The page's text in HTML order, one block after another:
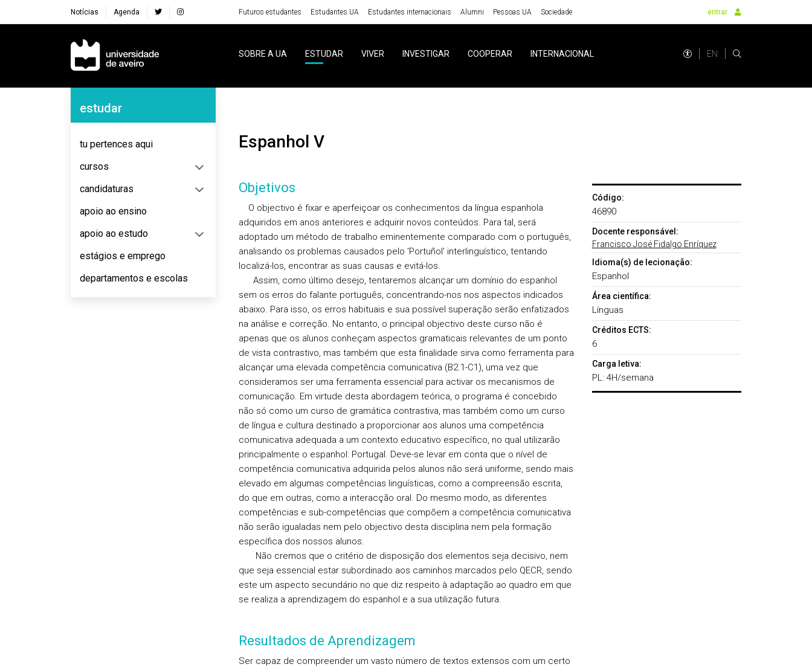
Notícias Agenda Futuros estudantes Estudantes UA Estudantes internacionais Alumni Pessoas UA Sociedade entrar
Navegação Principal
SOBRE A UA ESTUDAR VIVER INVESTIGAR COOPERAR INTERNACIONAL EN
Navegação Lateral
estudar
tu pertences aqui
cursos
candidaturas
apoio ao ensino
apoio ao estudo
estágios e emprego
departamentos e escolas
Espanhol V
Objetivos
O objectivo é fixar e aperfeiçoar os conhecimentos da língua espanhola
adquiridos em anos anteriores e adquirir novos conteúdos. Para tal, será
adoptado um método de trabalho eminentemente comparado com o português,
analisando os problemas causados pelo 'Portuñol' interlinguístico, tentando
localizá-los, encontrar as suas causas e evitá-los.
Assim, como último desejo, tentaremos alcançar um domínio do espanhol
sem os erros do falante português, concentrando-nos nos aspectos indicados
abaixo. Para isso, os erros habituais e sua possível superação serão enfatizados
na análise e correção. No entanto, o principal objectivo deste curso não é
apenas que os alunos conheçam aspectos gramaticais relevantes de um ponto
de vista contrastivo, mas também que esta finalidade sirva como ferramenta para
alcançar uma elevada competência comunicativa (B2.1-C1), uma vez que
consideramos ser uma ferramenta essencial para activar os mecanismos de
comunicação. Em virtude desta abordagem teórica, o programa é concebido
não só como um curso de gramática contrastiva, mas também como um curso
de língua e cultura destinado a proporcionar aos alunos uma competência
comunicativa adequada a um contexto educativo específico, no qual utilizarão
principalmente o espanhol: Portugal. Deve-se levar em conta que o nível de
competência comunicativa adquirida pelos alunos não será uniforme, sendo mais
elevado em algumas competências linguísticas, como a compreensão escrita,
do que em outras, como a interacção oral. Do mesmo modo, as diferentes
competências e sub-competências que compõem a competência comunicativa
não serão igualadas nem pelo objectivo desta disciplina nem pela formação
específica dos nossos alunos.
Não cremos que o critério de disposição dos elementos seja decisivo, nem
que seja essencial estar subordinado aos caminhos marcados pelo QECR, sendo
este um aspecto secundário no que diz respeito à adaptação ao quadro em que
se realiza a aprendizagem do espanhol e a sua utilização futura.
Resultados de Aprendizagem
Ser capaz de compreender um vasto número de textos extensos com um certo
Código:
46890
Docente responsável:
Francisco José Fidalgo Enríquez
Idioma(s) de lecionação:
Espanhol
Área científica:
Línguas
Créditos ECTS:
6
Carga letiva:
PL: 4H/semana